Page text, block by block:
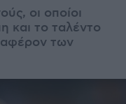
οι οποίοι
και το ταλέντο
των